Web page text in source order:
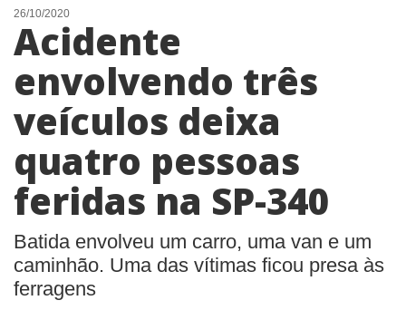
NOTÍCIAS
LISTA DIGITAL
CONTATO
ANUNCIE
26/10/2020
Acidente
envolvendo três
veículos deixa
quatro pessoas
feridas na SP-340
Batida envolveu um carro, uma van e um
caminhão. Uma das vítimas ficou presa às
ferragens